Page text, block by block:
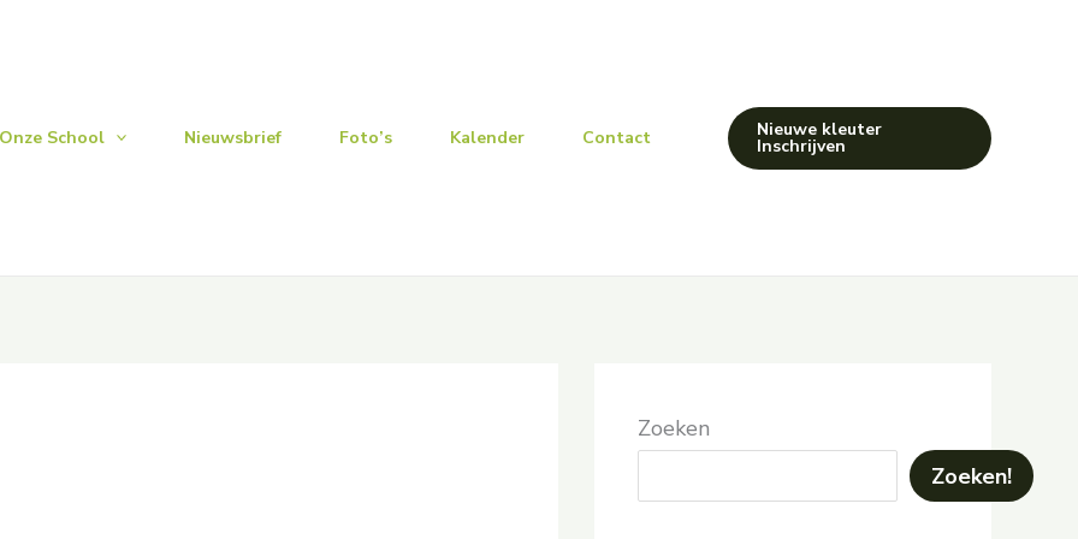
Onze School Nieuwsbrief Foto’s Kalender Contact Nieuwe kleuter
Inschrijven
Zoeken
Zoeken!